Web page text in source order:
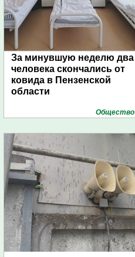
За минувшую неделю два
человека скончались от
ковида в Пензенской
области
Общество